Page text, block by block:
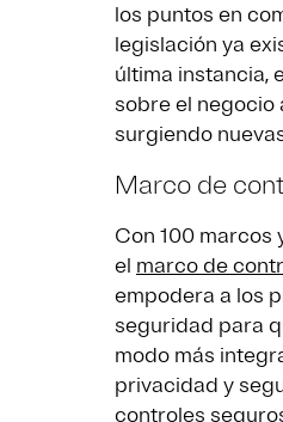
los puntos en
legislación ya
última instancia,
sobre el negocio
surgiendo
Marco de
Con 100 marcos
el marco de
empodera a los
seguridad para
modo más
privacidad y
controles